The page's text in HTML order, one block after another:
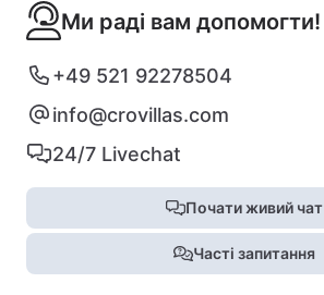
Ми раді вам допомогти!
+49 521 92278504
info@crovillas.com
24/7 Livechat
Почати живий чат
Часті запитання